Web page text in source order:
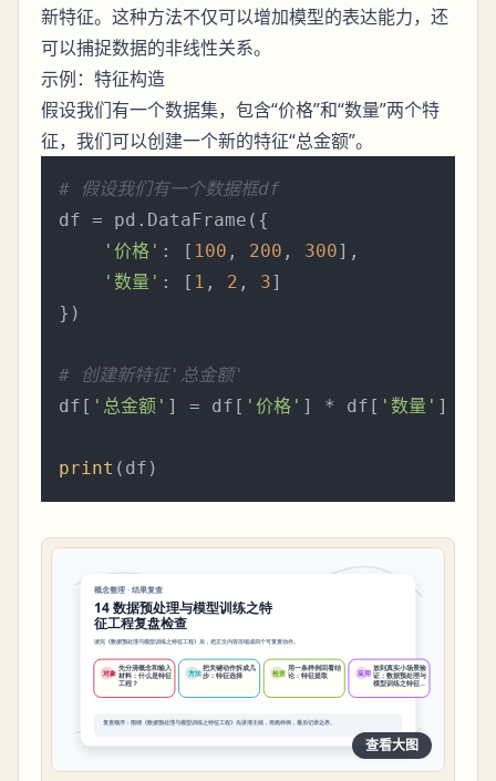
新特征。这种方法不仅可以增加模型的表达能力，还
可以捕捉数据的非线性关系。
示例：特征构造
假设我们有一个数据集，包含“价格”和“数量”两个特
征，我们可以创建一个新的特征“总金额”。
# 假设我们有一个数据框df
df = pd.DataFrame({
'价格' : [ 100 , 200 , 300],
'数量' : [ 1 , 2 , 3]
})
# 创建新特征'总金额'
df[ '总金额' ] = df[ '价格' ] * df[ '数量' ]
print
查看大图